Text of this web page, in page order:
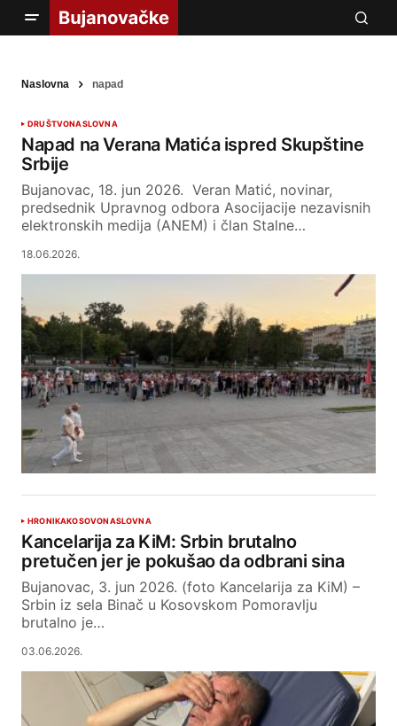
Naslovna napad
DRUŠTVONASLOVNA
Napad na Verana Matića ispred Skupštine
Srbije
Bujanovac, 18. jun 2026. Veran Matić, novinar,
predsednik Upravnog odbora Asocijacije nezavisnih
elektronskih medija (ANEM) i član Stalne…
18.06.2026.
HRONIKAKOSOVONASLOVNA
Kancelarija za KiM: Srbin brutalno
pretučen jer je pokušao da odbrani sina
Bujanovac, 3. jun 2026. (foto Kancelarija za KiM) –
Srbin iz sela Binač u Kosovskom Pomoravlju
brutalno je…
03.06.2026.